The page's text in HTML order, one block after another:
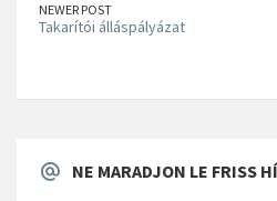
NEWER POST
Takarítói álláspályázat
NE MARADJON LE FRISS